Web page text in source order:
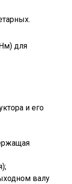
для
и его
валу